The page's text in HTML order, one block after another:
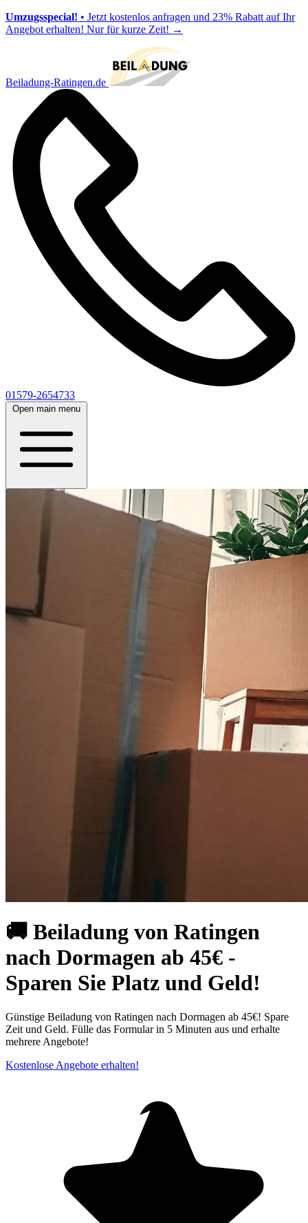
Umzugsspecial! • Jetzt kostenlos anfragen und 23% Rabatt auf Ihr
Angebot erhalten! Nur für kurze Zeit! →
Beiladung-Ratingen.de
01579-2654733
Open main menu
🚚 Beiladung von Ratingen
nach Dormagen ab 45€ -
Sparen Sie Platz und Geld!
Günstige Beiladung von Ratingen nach Dormagen ab 45€! Spare
Zeit und Geld. Fülle das Formular in 5 Minuten aus und erhalte
mehrere Angebote!
Kostenlose Angebote erhalten!